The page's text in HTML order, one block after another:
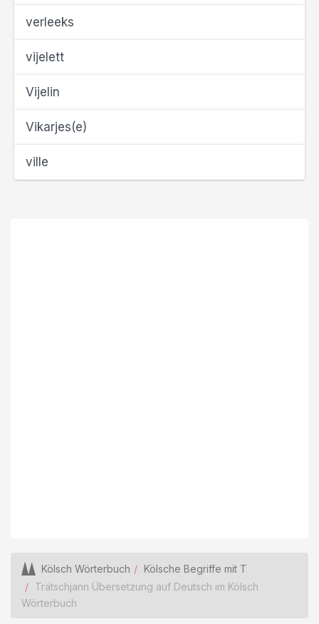
verleeks
vijelett
Vijelin
Vikarjes(e)
ville
Kölsch Wörterbuch
Kölsche Begriffe mit T
Trätschjann Übersetzung auf Deutsch im Kölsch
Wörterbuch